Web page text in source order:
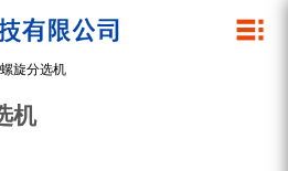
关于我们
产品中心
旋分选机
机